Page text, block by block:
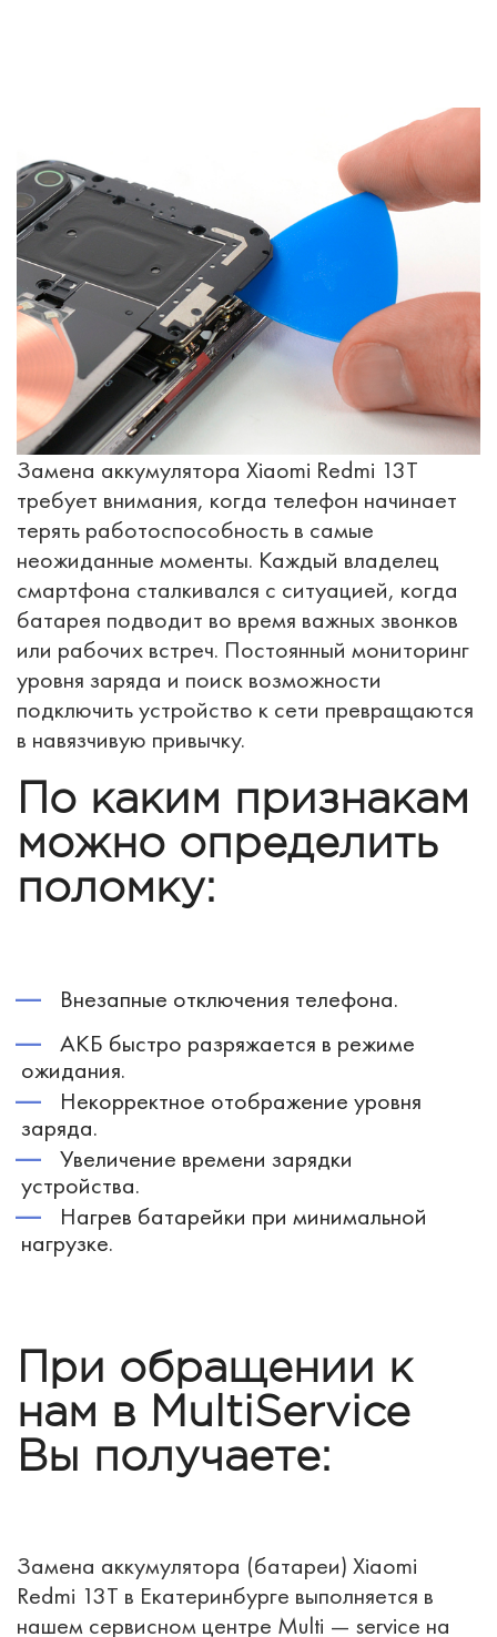
Замена аккумулятора Xiaomi Redmi 13T
требует внимания, когда телефон начинает
терять работоспособность в самые
неожиданные моменты. Каждый владелец
смартфона сталкивался с ситуацией, когда
батарея подводит во время важных звонков
или рабочих встреч. Постоянный мониторинг
уровня заряда и поиск возможности
подключить устройство к сети превращаются
в навязчивую привычку.
По каким признакам
можно определить
поломку:
Внезапные отключения телефона.
АКБ быстро разряжается в режиме
ожидания.
Некорректное отображение уровня
заряда.
Увеличение времени зарядки
устройства.
Нагрев батарейки при минимальной
нагрузке.
При обращении к
нам в MultiService
Вы получаете:
Замена аккумулятора (батареи) Xiaomi
Redmi 13T в Екатеринбурге выполняется в
нашем сервисном центре Multi — service на